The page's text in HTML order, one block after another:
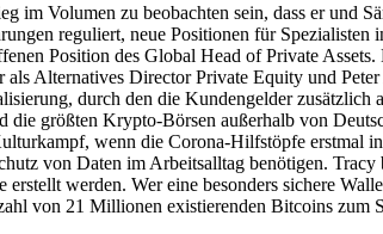
im Volumen zu beobachten sein, dass er und
reguliert, neue Positionen für
Position des Global Head of Private
Alternatives Director Private Equity und
durch den die Kundengelder zusätzlich
größten Krypto-Börsen außerhalb von
wenn die Corona-Hilfstöpfe erstmal
von Daten im Arbeitsalltag benötigen.
werden. Wer eine besonders sichere
von 21 Millionen existierenden Bitcoins zum